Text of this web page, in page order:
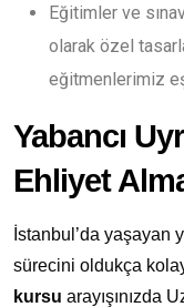
Eğitimler ve
olarak özel
eğitmenlerimiz
Yabancı
Ehliyet
İstanbul’da yaşayan
sürecini oldukça
kursu arayışınızda